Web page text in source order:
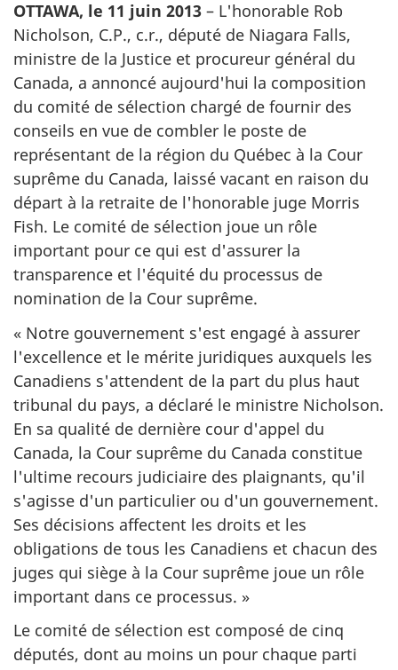
OTTAWA, le 11 juin 2013 – L'honorable Rob
Nicholson, C.P., c.r., député de Niagara Falls,
ministre de la Justice et procureur général du
Canada, a annoncé aujourd'hui la composition
du comité de sélection chargé de fournir des
conseils en vue de combler le poste de
représentant de la région du Québec à la Cour
suprême du Canada, laissé vacant en raison du
départ à la retraite de l'honorable juge Morris
Fish. Le comité de sélection joue un rôle
important pour ce qui est d'assurer la
transparence et l'équité du processus de
nomination de la Cour suprême.
« Notre gouvernement s'est engagé à assurer
l'excellence et le mérite juridiques auxquels les
Canadiens s'attendent de la part du plus haut
tribunal du pays, a déclaré le ministre Nicholson.
En sa qualité de dernière cour d'appel du
Canada, la Cour suprême du Canada constitue
l'ultime recours judiciaire des plaignants, qu'il
s'agisse d'un particulier ou d'un gouvernement.
Ses décisions affectent les droits et les
obligations de tous les Canadiens et chacun des
juges qui siège à la Cour suprême joue un rôle
important dans ce processus. »
Le comité de sélection est composé de cinq
députés, dont au moins un pour chaque parti